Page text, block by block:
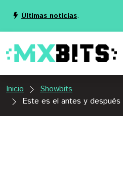
Últimas noticias.
Inicio
Showbits
Este es el antes y después